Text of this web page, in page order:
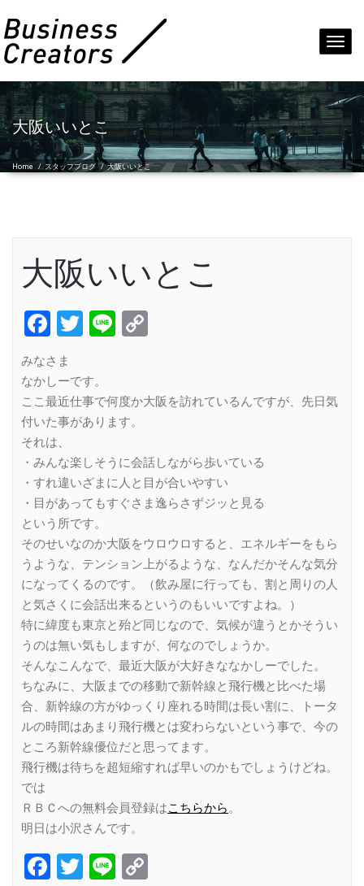
大阪いいとこ
Home / スタッフブログ /大阪いいとこ
大阪いいとこ
Facebook
Twitter
Line
みなさま
なかしーです。
ここ最近仕事で何度か大阪を訪れているんですが、先日気
付いた事があります。
それは、
・みんな楽しそうに会話しながら歩いている
・すれ違いざまに人と目が合いやすい
・目があってもすぐさま逸らさずジッと見る
という所です。
そのせいなのか大阪をウロウロすると、エネルギーをもら
うような、テンション上がるような、なんだかそんな気分
になってくるのです。（飲み屋に行っても、割と周りの人
と気さくに会話出来るというのもいいですよね。）
特に緯度も東京と殆ど同じなので、気候が違うとかそうい
うのは無い気もしますが、何なのでしょうか。
そんなこんなで、最近大阪が大好きななかしーでした。
ちなみに、大阪までの移動で新幹線と飛行機と比べた場
合、新幹線の方がゆっくり座れる時間は長い割に、トータ
ルの時間はあまり飛行機とは変わらないという事で、今の
ところ新幹線優位だと思ってます。
飛行機は待ちを超短縮すれば早いのかもでしょうけどね。
では
ＲＢＣへの無料会員登録はこちらから。
明日は小沢さんです。
Facebook
Twitter
Line